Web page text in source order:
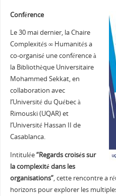
Conférence
Le 30 mai dernier, la Chaire
Complexités ∞ Humanités a
co-organisé une conférence à
la Bibliothèque Universitaire
Mohammed Sekkat, en
collaboration avec
l’Université du Québec à
Rimouski (UQAR) et
l’Université Hassan II de
Casablanca.
Intitulée“Regards croisés sur
la complexité dans les
organisations”, cette rencontre a
horizons pour explorer les